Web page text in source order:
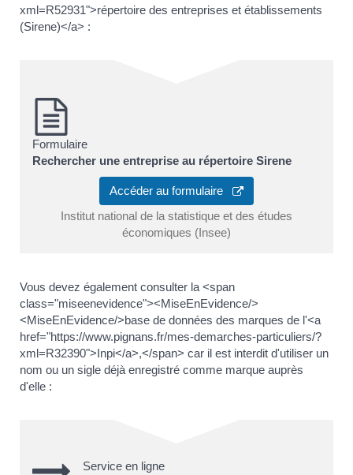
xml=R52931">répertoire des entreprises et établissements
(Sirene)</a> :
Formulaire
Rechercher une entreprise au répertoire Sirene
Accéder au formulaire
Institut national de la statistique et des études
économiques (Insee)
Vous devez également consulter la <span
class="miseenevidence"><MiseEnEvidence/>
<MiseEnEvidence/>base de données des marques de l'<a
href="https://www.pignans.fr/mes-demarches-particuliers/?
xml=R32390">Inpi</a>,</span> car il est interdit d'utiliser un
nom ou un sigle déjà enregistré comme marque auprès
d'elle :
Service en ligne